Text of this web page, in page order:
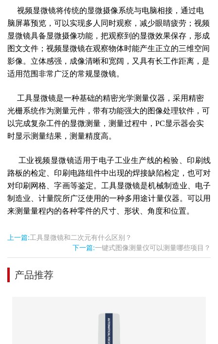
视频显微镜将传统的显微摄像系统与电脑相接，通过电
脑屏幕预览，可以实现多人同时观察，减少眼睛疲劳；视频
显微镜具备显微摄像功能，把观察到的显微效果保存，形成
图文文件；视频显微镜在观察物体时能产生正立的三维空间
影像。立体感强，成像清晰和宽阔，又具有长工作距离，是
适用范围非常广泛的常规显微镜。
工具显微镜是一种基础的精密光学测量仪器，采用精密
光栅系统作为测量元件，带有功能强大的图像处理软件，可
以完成复杂工件的显微测量，测量过程中， PC显示器会实
时显示测量结果，测量精度高。
工业视频 显微镜适用于电子工业生产线的检验、印刷线
路板的检定、印刷电路组件中出现的焊接缺陷检定 ， 也可对
对印刷网格、字画等鉴定。 工具显微镜是机械制造业、电子
制造业、计量院所广泛使用的一种多用途计量仪器。可以用
来测量量程内的各种零件的尺寸、形状、角度和位置。
上一篇:工具显微镜和二次元有什么区别？
下一篇:一键式图像测量仪可以测量哪些项目？
产品推荐